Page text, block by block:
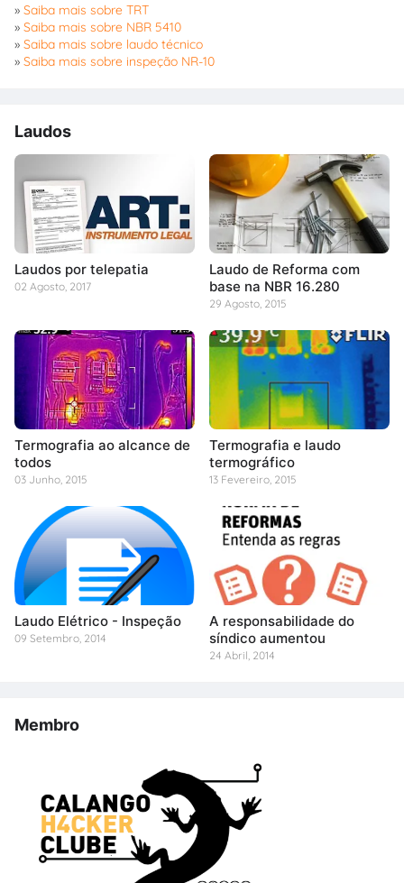
» Saiba mais sobre TRT
» Saiba mais sobre NBR 5410
» Saiba mais sobre laudo técnico
» Saiba mais sobre inspeção NR-10
Laudos
Laudos por telepatia
02 Agosto, 2017
Laudo de Reforma com
base na NBR 16.280
29 Agosto, 2015
Termografia ao alcance de
todos
03 Junho, 2015
Termografia e laudo
termográfico
13 Fevereiro, 2015
Laudo Elétrico - Inspeção
09 Setembro, 2014
A responsabilidade do
síndico aumentou
24 Abril, 2014
Membro